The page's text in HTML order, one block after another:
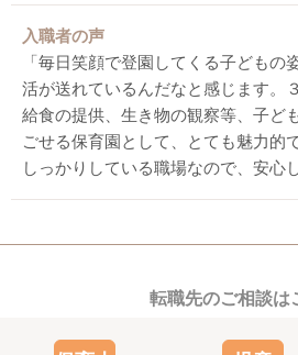
入職者の声
「毎日笑顔で登園してくる子どもの
活が送れているんだなと感じます。
給食の提供、生き物の観察等、子ど
ごせる保育園として、とても魅力的
しっかりしている職場なので、安心
転職先のご相談は